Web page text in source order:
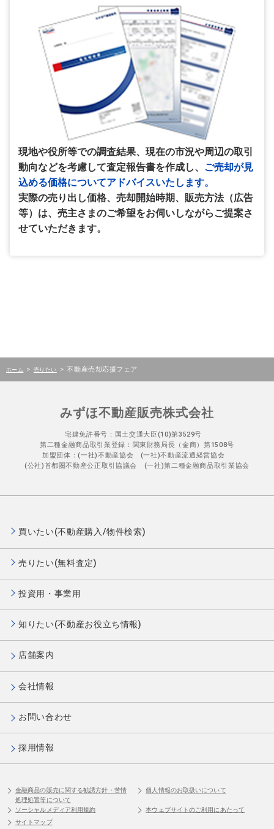
現地や役所等での調査結果、現在の市況や周辺の取引
動向などを考慮して査定報告書を作成し、 ご売却が見
込める価格についてアドバイスいたします。
実際の売り出し価格、売却開始時期、販売方法（広告
等）は、売主さまのご希望をお伺いしながらご提案さ
せていただきます。
ホーム > 売りたい > 不動産売却応援フェア
みずほ不動産販売株式会社
宅建免許番号：国土交通大臣(10)第3529号
第二種金融商品取引業登録：関東財務局長（金商）第1508号
加盟団体：(一社)不動産協会 (一社)不動産流通経営協会
(公社)首都圏不動産公正取引協議会 (一社)第二種金融商品取引業協会
買いたい(不動産購入/物件検索)
売りたい(無料査定)
投資用・事業用
知りたい(不動産お役立ち情報)
店舗案内
会社情報
お問い合わせ
採用情報
金融商品の販売に関する勧誘方針・苦情
処理処置等について
個人情報のお取扱いについて
ソーシャルメディア利用規約
本ウェブサイトのご利用にあたって
サイトマップ